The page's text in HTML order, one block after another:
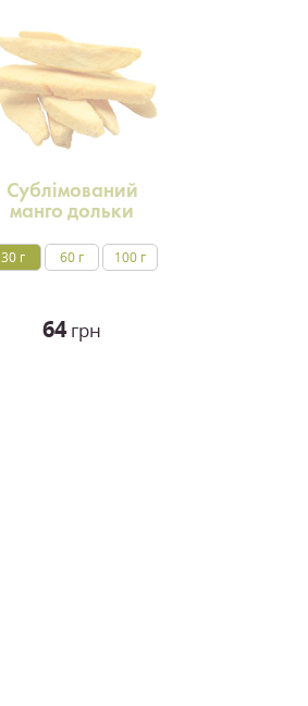
Сублімований
манго дольки
30 г 60 г 100 г
64 грн